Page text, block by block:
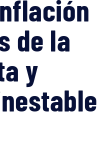
de la
y